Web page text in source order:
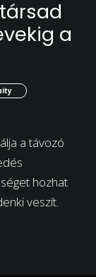
a
a távozó
hozhat
veszít.